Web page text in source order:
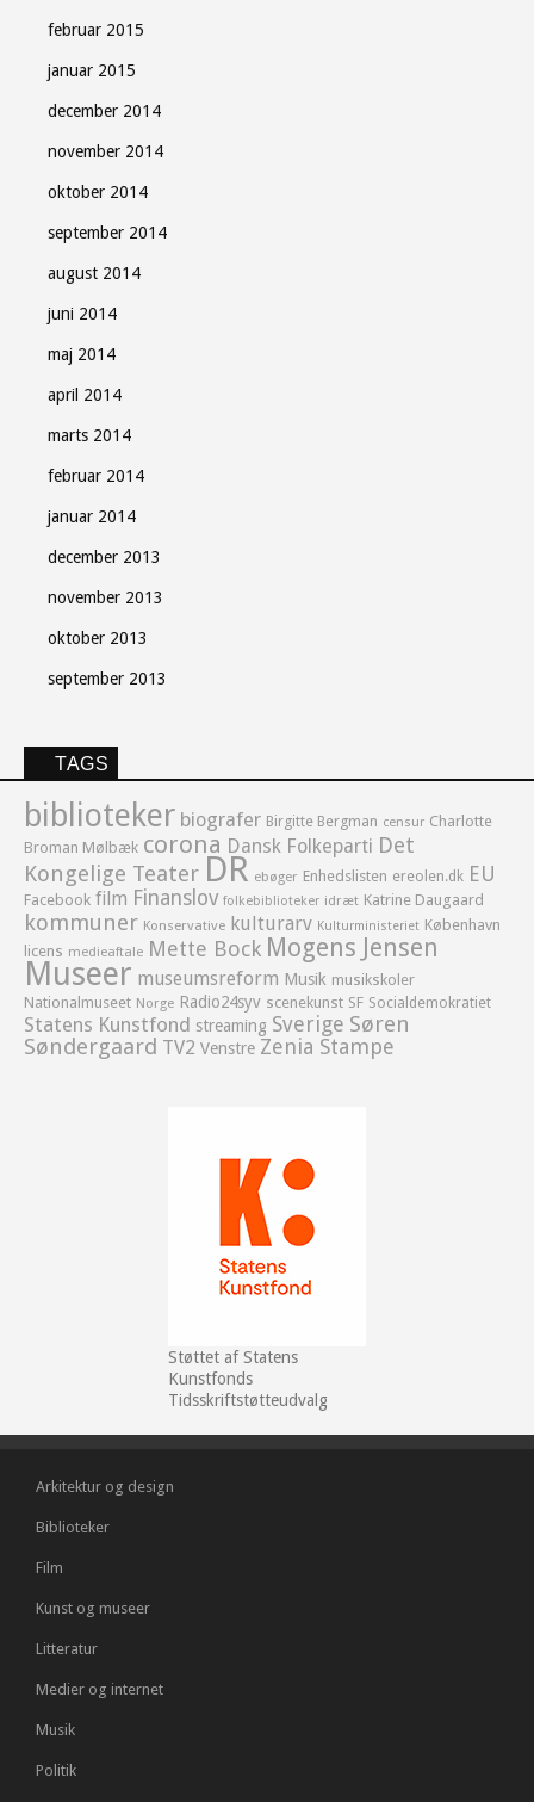
februar 2015
januar 2015
december 2014
november 2014
oktober 2014
september 2014
august 2014
juni 2014
maj 2014
april 2014
marts 2014
februar 2014
januar 2014
december 2013
november 2013
oktober 2013
september 2013
TAGS
biblioteker biografer Birgitte Bergman censur Charlotte
Broman Mølbæk corona Dansk Folkeparti Det
Kongelige Teater DR ebøger Enhedslisten ereolen.dk EU
Facebook film Finanslov folkebiblioteker idræt Katrine Daugaard
kommuner Konservative kulturarv Kulturministeriet København
licens medieaftale Mette Bock Mogens Jensen
Museer museumsreform Musik musikskoler
Nationalmuseet Norge Radio24syv scenekunst SF Socialdemokratiet
Statens Kunstfond streaming Sverige Søren
Søndergaard TV2 Venstre Zenia Stampe
Støttet af Statens
Kunstfonds
Tidsskriftstøtteudvalg
Arkitektur og design
Biblioteker
Film
Kunst og museer
Litteratur
Medier og internet
Musik
Politik